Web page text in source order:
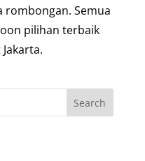
rombongan. Semua
pilihan terbaik
Search